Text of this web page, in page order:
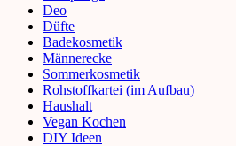
Deo
Düfte
Badekosmetik
Männerecke
Sommerkosmetik
Rohstoffkartei (im Aufbau)
Haushalt
Vegan Kochen
DIY Ideen